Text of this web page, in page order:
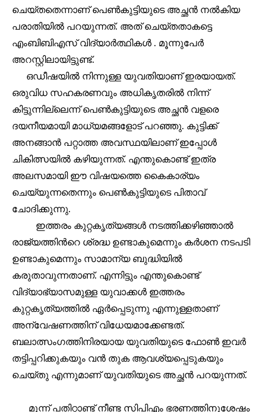
Join our community of
SUBSCRIBERS and be part of the
conversation.
To subscribe, simply enter your email address on our website
or click the subscribe button below. Don't worry, we respect
your privacy and won't spam your inbox. Your information is
safe with us.
32,111
Followers
32,214
Followers Followers
ചെയ്തതെന്നാണ് പെൺകുട്ടിയുടെ അച്ഛൻ നൽകിയ
പരാതിയിൽ പറയുന്നത്. അത് ചെയ്തതാകട്ടെ
എംബിബിഎസ് വിദ്യാർത്ഥികൾ . മൂന്നുപേർ
അറസ്റ്റിലായിട്ടുണ്ട്.
ഒഡീഷയിൽ നിന്നുള്ള യുവതിയാണ് ഇരയായത്.
ഒരുവിധ സഹകരണവും അധികൃതരിൽ നിന്ന്
കിട്ടുന്നില്ലെന്ന് പെൺകുട്ടിയുടെ അച്ഛൻ വളരെ
ദയനീയമായി മാധ്യമങ്ങളോട് പറഞ്ഞു. കുട്ടിക്ക്
അനങ്ങാൻ പറ്റാത്ത അവസ്ഥയിലാണ് ഇപ്പോൾ
ചികിത്സയിൽ കഴിയുന്നത്. എന്തുകൊണ്ട് ഇത്ര
അലസമായി ഈ വിഷയത്തെ കൈകാര്യം
ചെയ്യുന്നതെന്നും പെൺകുട്ടിയുടെ പിതാവ്
ചോദിക്കുന്നു.
ഇത്തരം കുറ്റകൃത്യങ്ങൾ നടത്തിക്കഴിഞ്ഞാൽ
രാജ്യത്തിൻറെ ശ്രദ്ധ ഉണ്ടാകുമെന്നും കർശന നടപടി
ഉണ്ടാകുമെന്നും സാമാന്യ ബുദ്ധിയിൽ
കരുതാവുന്നതാണ്. എന്നിട്ടും എന്തുകൊണ്ട്
വിദ്യാഭ്യാസമുള്ള യുവാക്കൾ ഇത്തരം
കുറ്റകൃത്യത്തിൽ ഏർപ്പെടുന്നു എന്നുള്ളതാണ്
അന്വേഷണത്തിന് വിധേയമാക്കേണ്ടത്.
ബലാത്സംഗത്തിനിരയായ യുവതിയുടെ ഫോൺ ഇവർ
തട്ടിപ്പറിക്കുകയും വൻ തുക ആവശ്യപ്പെടുകയും
ചെയ്തു എന്നുമാണ് യുവതിയുടെ അച്ഛൻ പറയുന്നത്.
മൂന്ന് പതിറ്റാണ്ട് നീണ്ട സിപിഎം ഭരണത്തിനുശേഷം